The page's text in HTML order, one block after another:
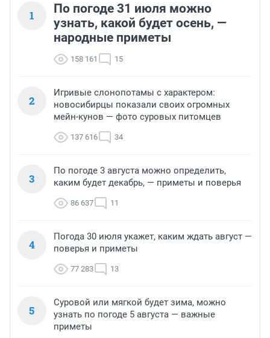
1
По погоде 31 июля можно
узнать, какой будет осень, —
народные приметы
158 161 15
2
Игривые слонопотамы с характером:
новосибирцы показали своих огромных
мейн-кунов — фото суровых питомцев
137 616 34
3
По погоде 3 августа можно определить,
каким будет декабрь, — приметы и поверья
86 637 11
4
Погода 30 июля укажет, каким ждать август —
поверья и приметы
77 283 13
5
Суровой или мягкой будет зима, можно
узнать по погоде 5 августа — важные
приметы